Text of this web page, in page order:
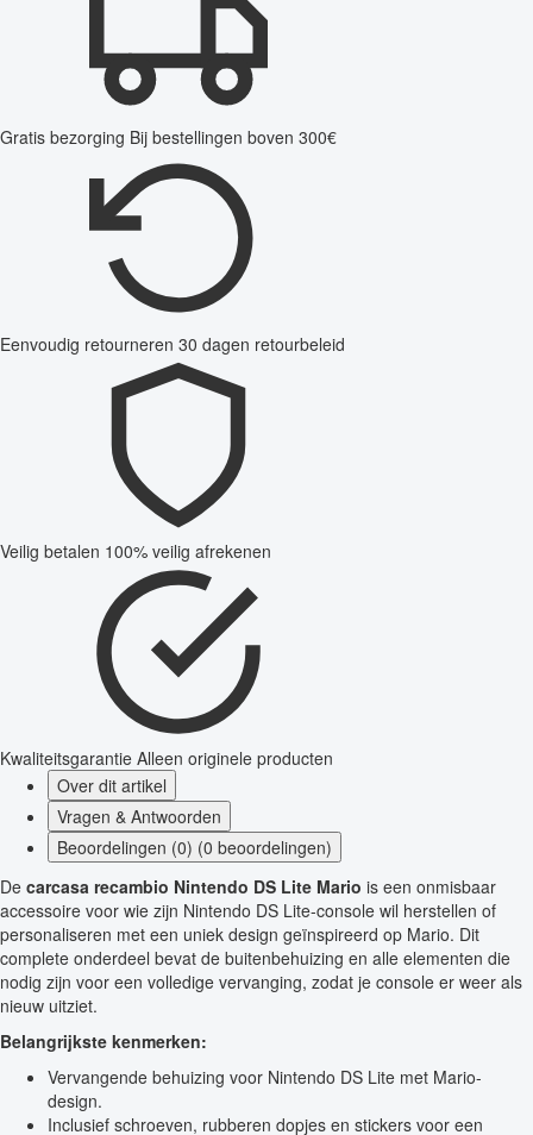
Gratis bezorging Bij bestellingen boven 300€
Eenvoudig retourneren 30 dagen retourbeleid
Veilig betalen 100% veilig afrekenen
Kwaliteitsgarantie Alleen originele producten
Over dit artikel
Vragen & Antwoorden
Beoordelingen (0) (0 beoordelingen)
De carcasa recambio Nintendo DS Lite Mario is een onmisbaar
accessoire voor wie zijn Nintendo DS Lite-console wil herstellen of
personaliseren met een uniek design geïnspireerd op Mario. Dit
complete onderdeel bevat de buitenbehuizing en alle elementen die
nodig zijn voor een volledige vervanging, zodat je console er weer als
nieuw uitziet.
Belangrijkste kenmerken:
Vervangende behuizing voor Nintendo DS Lite met Mario-
design.
Inclusief schroeven, rubberen dopjes en stickers voor een